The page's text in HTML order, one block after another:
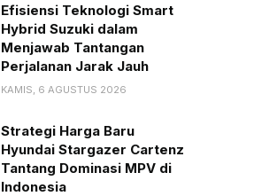
Efisiensi Teknologi Smart
Hybrid Suzuki dalam
Menjawab Tantangan
Perjalanan Jarak Jauh
KAMIS, 6 AGUSTUS 2026
Strategi Harga Baru
Hyundai Stargazer Cartenz
Tantang Dominasi MPV di
Indonesia